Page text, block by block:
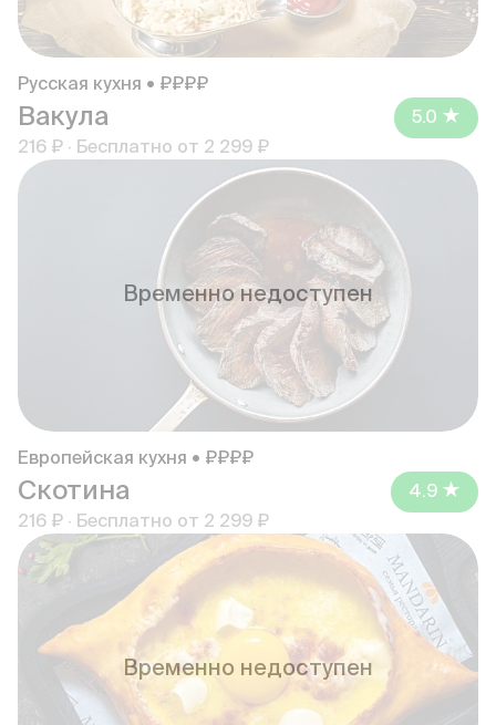
Русская кухня • ₽₽₽₽
Вакула
216 ₽ · Бесплатно от 2 299 ₽
5.0
Временно недоступен
Европейская кухня • ₽₽₽₽
Скотина
216 ₽ · Бесплатно от 2 299 ₽
4.9
Временно недоступен